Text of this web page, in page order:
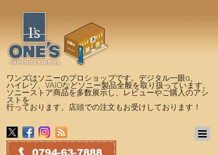
ワンズはソニーのプロショップです。デジタル一眼α、
ハイレゾ、VAIOなどソニー製品全般を取り扱っています。
ソニーストア商品を多数展示し、レビューやご購入のアシ
ストを
行っております。店頭での注文もお受けしております！